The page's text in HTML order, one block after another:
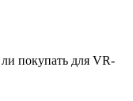
покупать для VR-